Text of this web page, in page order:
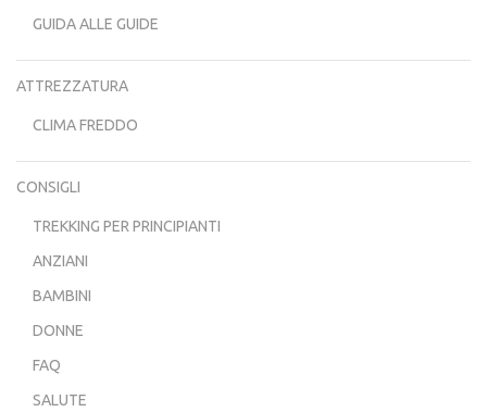
GUIDA ALLE GUIDE
ATTREZZATURA
CLIMA FREDDO
CONSIGLI
TREKKING PER PRINCIPIANTI
ANZIANI
BAMBINI
DONNE
FAQ
SALUTE